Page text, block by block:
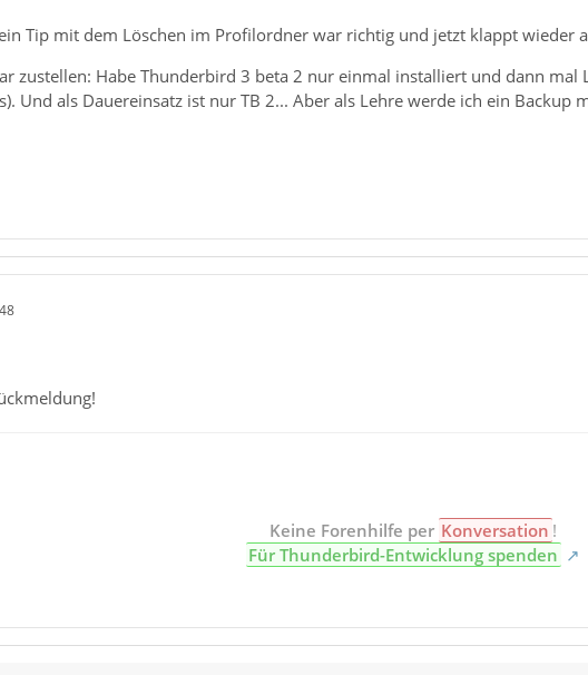
Tip mit dem Löschen im Profilordner war richtig und jetzt klappt wieder
zustellen: Habe Thunderbird 3 beta 2 nur einmal installiert und dann
Und als Dauereinsatz ist nur TB 2... Aber als Lehre werde ich ein Backup
Keine Forenhilfe per Konversation !
Für Thunderbird-Entwicklung spenden